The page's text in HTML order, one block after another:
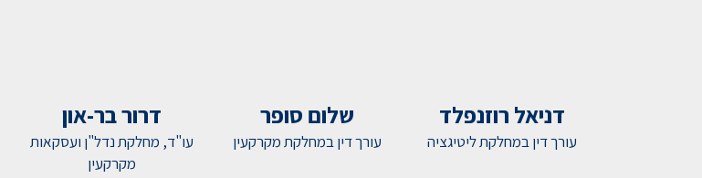
דניאל רוזנפלד
עורך דין במחלקת ליטיגציה
שלום סופר
עורך דין במחלקת מקרקעין
דרור בר-און
עו"ד, מחלקת נדל"ן ועסקאות
מקרקעין